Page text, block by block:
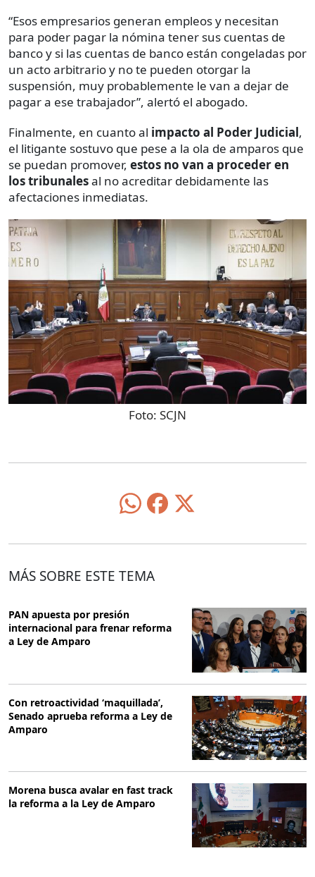
“Esos empresarios generan empleos y necesitan
para poder pagar la nómina tener sus cuentas de
banco y si las cuentas de banco están congeladas por
un acto arbitrario y no te pueden otorgar la
suspensión, muy probablemente le van a dejar de
pagar a ese trabajador”, alertó el abogado.
Finalmente, en cuanto al impacto al Poder Judicial,
el litigante sostuvo que pese a la ola de amparos que
se puedan promover, estos no van a proceder en
los tribunalesal no acreditar debidamente las
afectaciones inmediatas.
Foto: SCJN
MÁS SOBRE ESTE TEMA
PAN apuesta por presión
internacional para frenar reforma
a Ley de Amparo
Con retroactividad ‘maquillada’,
Senado aprueba reforma a Ley de
Amparo
Morena busca avalar en fast track
la reforma a la Ley de Amparo